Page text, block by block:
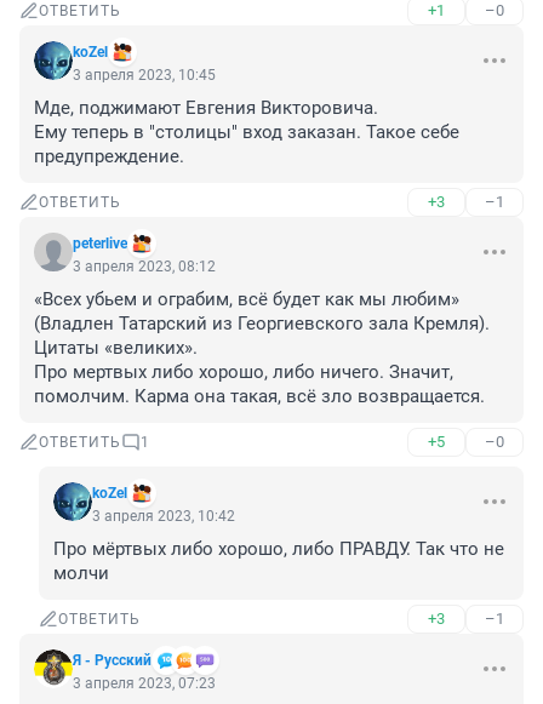
ОТВЕТИТЬ +1 –0
koZel
3 апреля 2023, 10:45
Мде, поджимают Евгения Викторовича.
Ему теперь в "столицы" вход заказан. Такое себе
предупреждение.
ОТВЕТИТЬ +3 –1
peterlive
3 апреля 2023, 08:12
«Всех убьем и ограбим, всё будет как мы любим»
(Владлен Татарский из Георгиевского зала Кремля).
Цитаты «великих».
Про мертвых либо хорошо, либо ничего. Значит,
помолчим. Карма она такая, всё зло возвращается.
ОТВЕТИТЬ 1 +5 –0
koZel
3 апреля 2023, 10:42
Про мёртвых либо хорошо, либо ПРАВДУ. Так что не
молчи
ОТВЕТИТЬ +3 –1
Я - Русский
3 апреля 2023, 07:23